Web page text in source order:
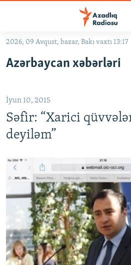
Əsas
qayıt
qayıt
Axtarışa
keç
#ƏSLINDƏ
QANUNI DOĞRU
ARAŞDIRMA
MULTIMEDIA
VIDEO
FOTOQALEREYA
İNFOQRAFIKA
KARIKATURA
RADIO ARXIV
OXU ZALI
AZƏRBAYCAN ƏDƏBIYYATI KITABXANASI
İSLAM VƏ DEMOKRATIYA
HAQQIMIZDA
MISSIYAMIZ
PEŞƏ ETIKASI VƏ JURNALISTIKA
BIZI IZLƏ
2026, 09 Avqust, bazar, Bakı vaxtı 13:17
Azərbaycan xəbərləri
İyun 10, 2015
Səfir: “Xarici
deyiləm”